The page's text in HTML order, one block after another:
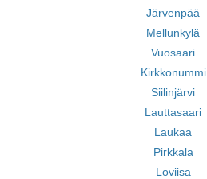
Järvenpää
Mellunkylä
Vuosaari
Kirkkonummi
Siilinjärvi
Lauttasaari
Laukaa
Pirkkala
Loviisa